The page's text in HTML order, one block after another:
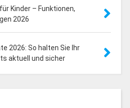
Kinder – Funktionen,
2026
2026: So halten Sie Ihr
aktuell und sicher